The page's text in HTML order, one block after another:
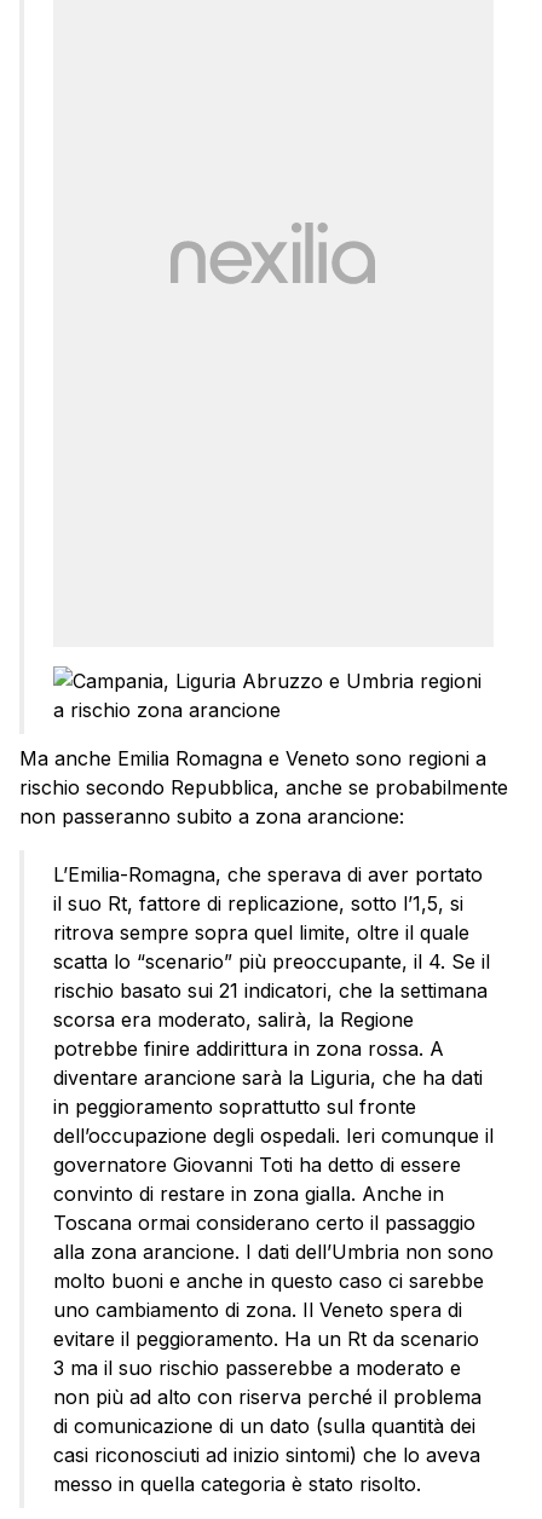
Ma anche Emilia Romagna e Veneto sono regioni a
rischio secondo Repubblica, anche se probabilmente
non passeranno subito a zona arancione:
L’Emilia-Romagna, che sperava di aver portato
il suo Rt, fattore di replicazione, sotto l’1,5, si
ritrova sempre sopra quel limite, oltre il quale
scatta lo “scenario” più preoccupante, il 4. Se il
rischio basato sui 21 indicatori, che la settimana
scorsa era moderato, salirà, la Regione
potrebbe finire addirittura in zona rossa. A
diventare arancione sarà la Liguria, che ha dati
in peggioramento soprattutto sul fronte
dell’occupazione degli ospedali. Ieri comunque il
governatore Giovanni Toti ha detto di essere
convinto di restare in zona gialla. Anche in
Toscana ormai considerano certo il passaggio
alla zona arancione. I dati dell’Umbria non sono
molto buoni e anche in questo caso ci sarebbe
uno cambiamento di zona. Il Veneto spera di
evitare il peggioramento. Ha un Rt da scenario
3 ma il suo rischio passerebbe a moderato e
non più ad alto con riserva perché il problema
di comunicazione di un dato (sulla quantità dei
casi riconosciuti ad inizio sintomi) che lo aveva
messo in quella categoria è stato risolto.